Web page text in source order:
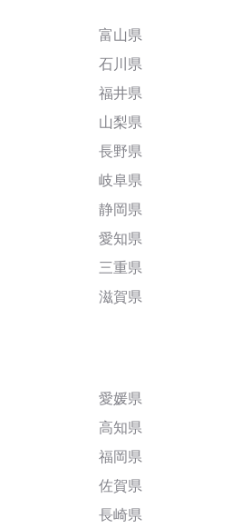
富山県
石川県
福井県
山梨県
長野県
岐阜県
静岡県
愛知県
三重県
滋賀県
愛媛県
高知県
福岡県
佐賀県
長崎県